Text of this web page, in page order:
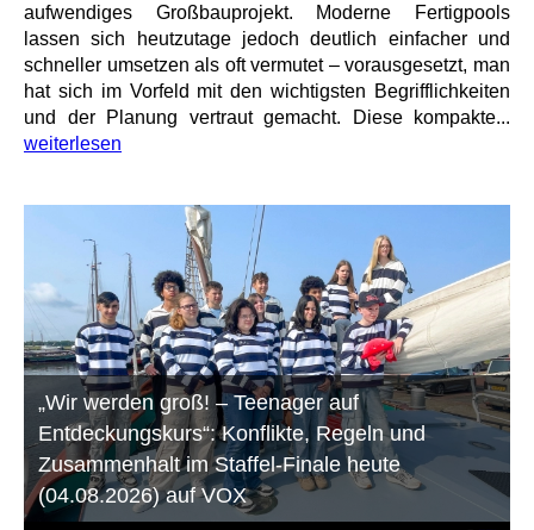
aufwendiges Großbauprojekt. Moderne Fertigpools
lassen sich heutzutage jedoch deutlich einfacher und
schneller umsetzen als oft vermutet – vorausgesetzt, man
hat sich im Vorfeld mit den wichtigsten Begrifflichkeiten
und der Planung vertraut gemacht. Diese kompakte...
weiterlesen
„Wir werden groß! – Teenager auf
Entdeckungskurs“: Konflikte, Regeln und
Zusammenhalt im Staffel-Finale heute
(04.08.2026) auf VOX